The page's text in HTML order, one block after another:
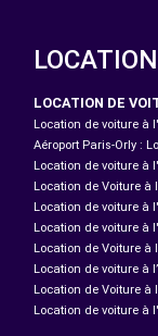
LOCATION DE
Location de voiture à
Aéroport Paris-Orly :
Location de voiture à
Location de Voiture à
Location de voiture à
Location de voiture à
Location de Voiture à
Location de voiture à
Location de Voiture à
Location de voiture à